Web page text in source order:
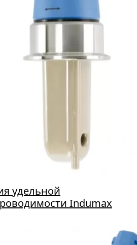
удельной
Indumax